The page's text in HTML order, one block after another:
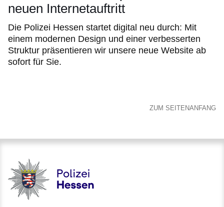
neuen Internetauftritt
Die Polizei Hessen startet digital neu durch: Mit
einem modernen Design und einer verbesserten
Struktur präsentieren wir unsere neue Website ab
sofort für Sie.
ZUM SEITENANFANG
Polizei - Polizei.hessen.de